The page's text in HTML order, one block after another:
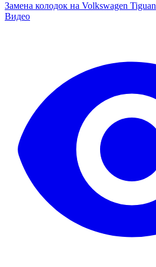
Замена колодок на Volkswagen Tiguan
Видео